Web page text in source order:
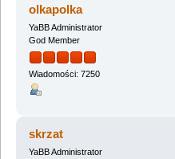
olkapolka
YaBB Administrator
God Member
Wiadomości: 7250
skrzat
YaBB Administrator